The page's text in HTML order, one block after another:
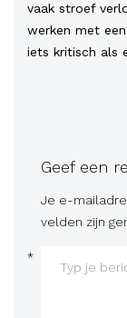
vaak stroef
werken met
iets kritisch als
Geef een
Je e-
velden zijn
*